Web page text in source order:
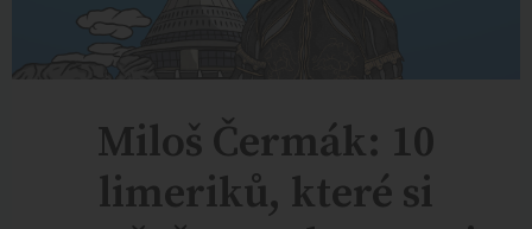
Miloš Čermák: 10
limeriků, které si